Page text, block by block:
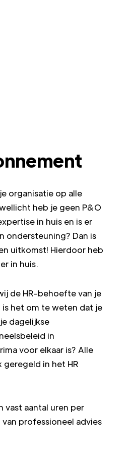
organisatie op alle
heb je geen P&O
in huis en is er
ondersteuning? Dan is
uitkomst! Hierdoor heb
in huis.
de HR-behoefte van je
het om te weten dat je
dagelijkse
in
voor elkaar is? Alle
geregeld in het HR
vast aantal uren per
professioneel advies